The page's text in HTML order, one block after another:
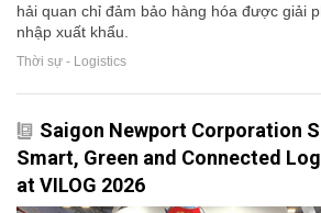
hải quan chỉ đảm bảo hàng hóa được giải
nhập xuất khẩu.
Thời sự - Logistics
Saigon Newport Corporation
Smart, Green and Connected
at VILOG 2026